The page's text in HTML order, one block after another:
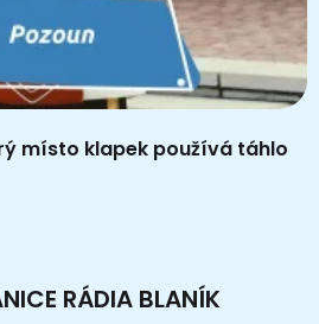
místo klapek používá táhlo
RÁDIA BLANÍK